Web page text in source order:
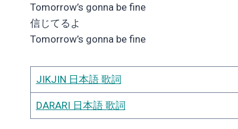
Tomorrow’s gonna be fine
信じてるよ
Tomorrow’s gonna be fine
JIKJIN 日本語 歌詞
DARARI 日本語 歌詞